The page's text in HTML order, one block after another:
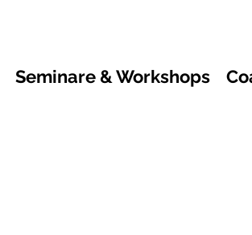
Seminare & Workshops